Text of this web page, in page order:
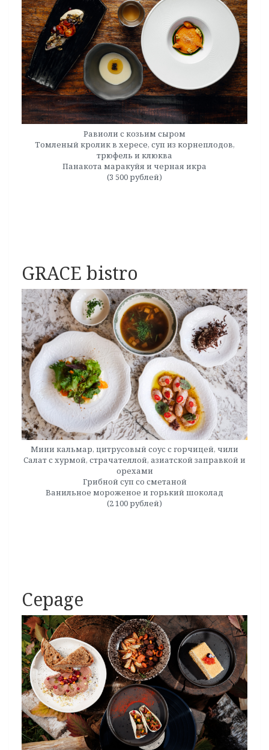
Равиоли с козьим сыром
Томленый кролик в хересе, суп из корнеплодов,
трюфель и клюква
Панакота маракуйя и черная икра
(3 500 рублей)
GRACE bistro
Мини кальмар, цитрусовый соус с горчицей, чили
Салат с хурмой, страчателлой, азиатской заправкой и
орехами
Грибной суп со сметаной
Ванильное мороженое и горький шоколад
(2 100 рублей)
Cepage